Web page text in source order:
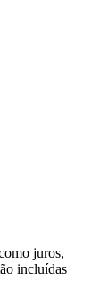
juros,
incluídas